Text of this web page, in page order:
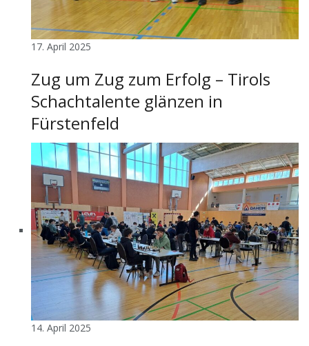
17. April 2025
Zug um Zug zum Erfolg – Tirols
Schachtalente glänzen in
Fürstenfeld
14. April 2025